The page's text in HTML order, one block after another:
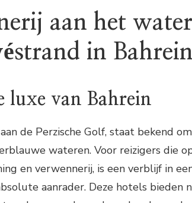
aan het
in Bahrein
luxe van Bahrein
de Perzische Golf, staat bekend
wateren. Voor reizigers die
en verwennerij, is een verblijf in
aanrader. Deze hotels bieden